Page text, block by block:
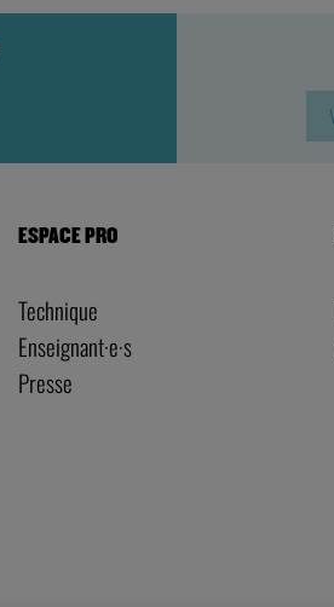
ESPACE PRO
Technique
Enseignant·e·s
Presse